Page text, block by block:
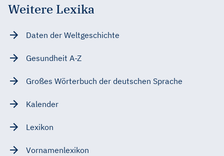
Weitere Lexika
Daten der Weltgeschichte
Gesundheit A-Z
Großes Wörterbuch der deutschen Sprache
Kalender
Lexikon
Vornamenlexikon